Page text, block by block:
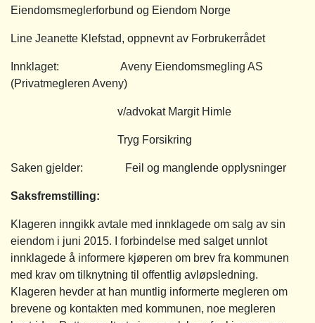
Eiendomsmeglerforbund og Eiendom Norge
Line Jeanette Klefstad, oppnevnt av Forbrukerrådet
Innklaget: Aveny Eiendomsmegling AS
(Privatmegleren Aveny)
v/advokat Margit Himle
Tryg Forsikring
Saken gjelder: Feil og manglende opplysninger
Saksfremstilling:
Klageren inngikk avtale med innklagede om salg av sin
eiendom i juni 2015. I forbindelse med salget unnlot
innklagede å informere kjøperen om brev fra kommunen
med krav om tilknytning til offentlig avløpsledning.
Klageren hevder at han muntlig informerte megleren om
brevene og kontakten med kommunen, noe megleren